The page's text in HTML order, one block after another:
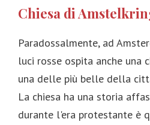
Chiesa di
Paradossalmente, ad
luci rosse ospita anche una
una delle più belle della
La chiesa ha una storia
durante l'era protestante è